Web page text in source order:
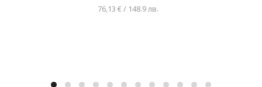
76,13 € / 148.9 лв.